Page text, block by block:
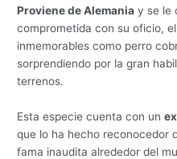
Proviene de Alemania y se le
comprometida con su oficio,
inmemorables como perro
sorprendiendo por la gran
terrenos.
Esta especie cuenta con un
que lo ha hecho reconocedor
fama inaudita alrededor del